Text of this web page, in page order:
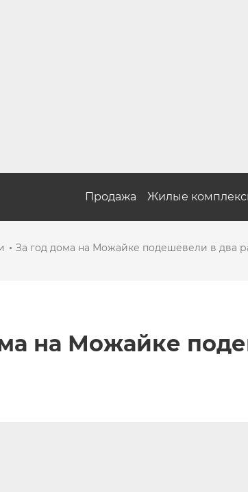
Продажа Жилые
За год дома на Можайке подешевели в два
на Можайке